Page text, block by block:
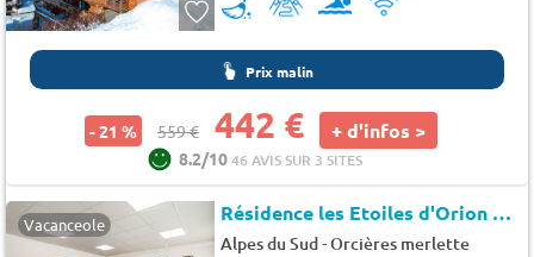
Prix malin
- 21 % 559 € 442 € + d'infos >
8.2/1046 AVIS SUR 3 SITES
Vacanceole Résidence les Etoiles d'Orion
Alpes du Sud-Orcières merlette